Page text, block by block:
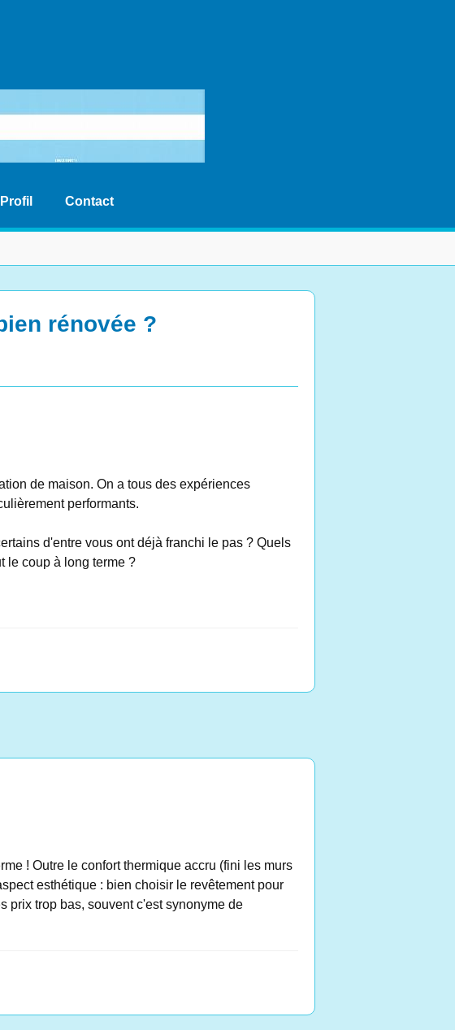
Profil Contact
rénovée ?
de maison. On a tous des expériences
performants.
d'entre vous ont déjà franchi le pas ? Quels
le coup à long terme ?
! Outre le confort thermique accru (fini les murs
esthétique : bien choisir le revêtement pour
prix trop bas, souvent c'est synonyme de